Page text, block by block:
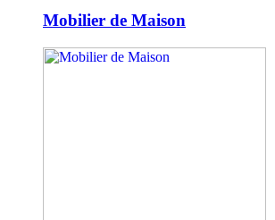
Mobilier de Maison